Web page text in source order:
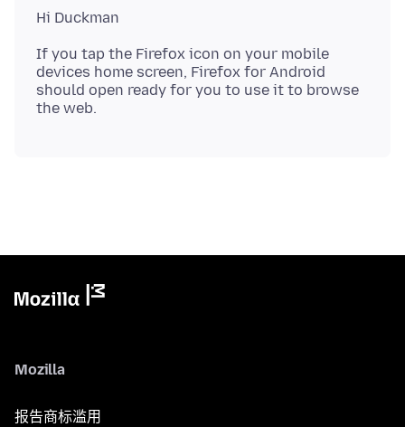
If you tap the Firefox icon on your mobile
devices home screen, Firefox for Android
should open ready for you to use it to browse
Mozilla
报告商标滥用